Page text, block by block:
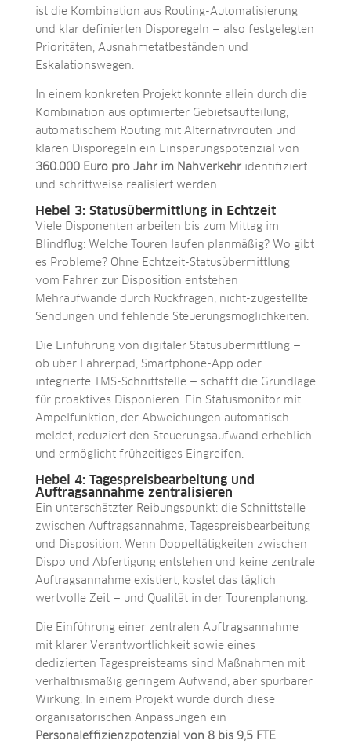
ist die Kombination aus Routing-Automatisierung
und klar definierten Disporegeln — also festgelegten
Prioritäten, Ausnahmetatbeständen und
Eskalationswegen.
In einem konkreten Projekt konnte allein durch die
Kombination aus optimierter Gebietsaufteilung,
automatischem Routing mit Alternativrouten und
klaren Disporegeln ein Einsparungspotenzial von
360.000 Euro pro Jahr im Nahverkehridentifiziert
und schrittweise realisiert werden.
Hebel 3: Statusübermittlung in Echtzeit
Viele Disponenten arbeiten bis zum Mittag im
Blindflug: Welche Touren laufen planmäßig? Wo gibt
es Probleme? Ohne Echtzeit-Statusübermittlung
vom Fahrer zur Disposition entstehen
Mehraufwände durch Rückfragen, nicht-zugestellte
Sendungen und fehlende Steuerungsmöglichkeiten.
Die Einführung von digitaler Statusübermittlung —
ob über Fahrerpad, Smartphone-App oder
integrierte TMS-Schnittstelle — schafft die Grundlage
für proaktives Disponieren. Ein Statusmonitor mit
Ampelfunktion, der Abweichungen automatisch
meldet, reduziert den Steuerungsaufwand erheblich
und ermöglicht frühzeitiges Eingreifen.
Hebel 4: Tagespreisbearbeitung und
Auftragsannahme zentralisieren
Ein unterschätzter Reibungspunkt: die Schnittstelle
zwischen Auftragsannahme, Tagespreisbearbeitung
und Disposition. Wenn Doppeltätigkeiten zwischen
Dispo und Abfertigung entstehen und keine zentrale
Auftragsannahme existiert, kostet das täglich
wertvolle Zeit — und Qualität in der Tourenplanung.
Die Einführung einer zentralen Auftragsannahme
mit klarer Verantwortlichkeit sowie eines
dedizierten Tagespreisteams sind Maßnahmen mit
verhältnismäßig geringem Aufwand, aber spürbarer
Wirkung. In einem Projekt wurde durch diese
organisatorischen Anpassungen ein
Personaleffizienzpotenzial von 8 bis 9,5 FTE